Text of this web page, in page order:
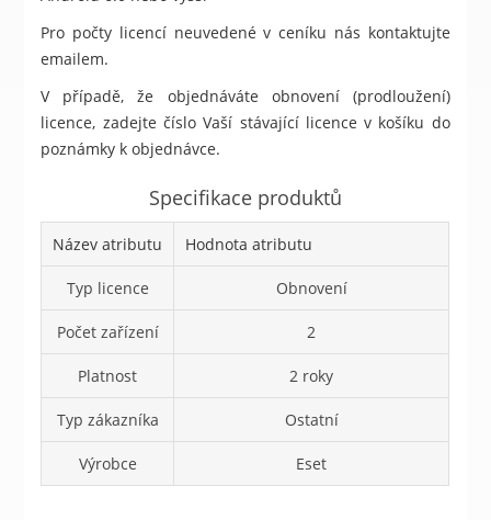
Pro počty licencí neuvedené v ceníku nás kontaktujte
emailem.
V případě, že objednáváte obnovení (prodloužení)
licence, zadejte číslo Vaší stávající licence v košíku do
poznámky k objednávce.
Specifikace produktů
Název atributu Hodnota atributu
Typ licence Obnovení
Počet zařízení 2
Platnost 2 roky
Typ zákazníka Ostatní
Výrobce Eset